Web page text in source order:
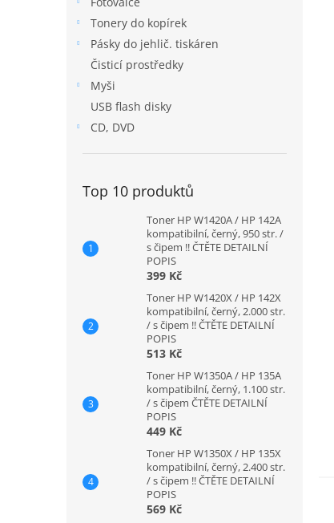
Tonery do kopírek
Pásky do jehlič. tiskáren
Čisticí prostředky
Myši
USB flash disky
CD, DVD
Top 10 produktů
Toner HP W1420A / HP 142A
kompatibilní, černý, 950 str. /
s čipem !! ČTĚTE DETAILNÍ
POPIS
399 Kč
Toner HP W1420X / HP 142X
kompatibilní, černý, 2.000 str.
/ s čipem !! ČTĚTE DETAILNÍ
POPIS
513 Kč
Toner HP W1350A / HP 135A
kompatibilní, černý, 1.100 str.
/ s čipem ČTĚTE DETAILNÍ
POPIS
449 Kč
Toner HP W1350X / HP 135X
kompatibilní, černý, 2.400 str.
/ s čipem !! ČTĚTE DETAILNÍ
POPIS
569 Kč